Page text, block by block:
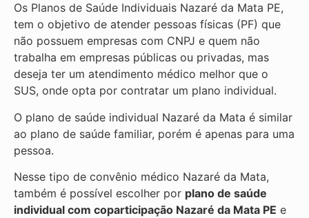
Os Planos de Saúde Individuais Nazaré da Mata PE,
tem o objetivo de atender pessoas físicas (PF) que
não possuem empresas com CNPJ e quem não
trabalha em empresas públicas ou privadas, mas
deseja ter um atendimento médico melhor que o
SUS, onde opta por contratar um plano individual.
O plano de saúde individual Nazaré da Mata é similar
ao plano de saúde familiar, porém é apenas para uma
pessoa.
Nesse tipo de convênio médico Nazaré da Mata,
também é possível escolher por plano de saúde
individual com coparticipação Nazaré da Mata PE e